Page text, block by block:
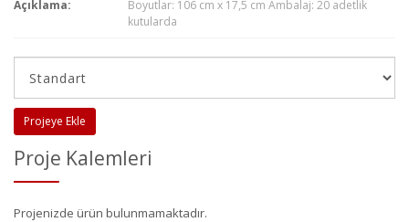
Açıklama:
Boyutlar: 106 cm x 17,5 cm Ambalaj: 20 adetlik
kutularda
Projeye Ekle
Proje Kalemleri
Projenizde ürün bulunmamaktadır.